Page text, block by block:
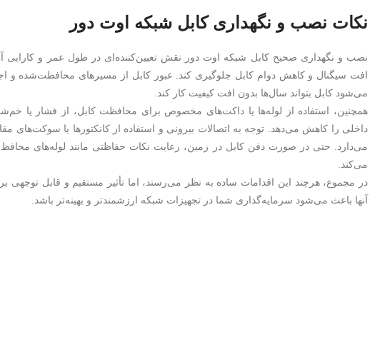
نکات نصب و نگهداری کابل شبکه اوت دور
نصب و نگهداری صحیح کابل شبکه اوت دور نقش تعیین‌کننده‌ای در طول عمر و کارایی
افت سیگنال و کاهش دوام کابل جلوگیری کند. عبور کابل از مسیرهای محافظت‌شده
می‌شود کابل بتواند سال‌ها بدون افت کیفیت کار کند.
همچنین، استفاده از لوله‌ها یا داکت‌های مخصوص برای محافظت کابل، از فشار یا
داخلی را کاهش می‌دهد. توجه به اتصالات بیرونی و استفاده از کانکتورها یا سوکت‌های
می‌دارد. حتی در صورت دفن کابل در زمین، رعایت نکات حفاظتی مانند لوله‌های
می‌کند.
در مجموع، هرچند این اقدامات ساده به نظر می‌رسند، اما تأثیر مستقیم و قابل توجهی
آنها باعث می‌شود سرمایه‌گذاری شما در تجهیزات شبکه ارزشمندتر و بهینه‌تر باشد.